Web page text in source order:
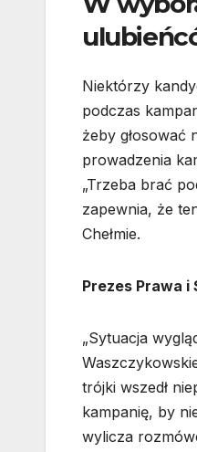
Niektórzy
podczas
żeby głosować
prowadzenia
„Trzeba brać
zapewnia, że
Chełmie.
Prezes Prawa
„Sytuacja
trójki wszedł
kampanię, by
wylicza